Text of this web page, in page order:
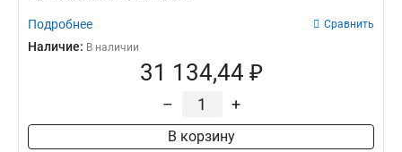
Подробнее Сравнить
Наличие: В наличии
31 134,44 ₽
– +
В корзину